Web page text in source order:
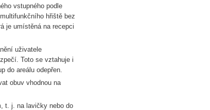
vstupného podle
hřiště bez
je umístěná na recepci
uživatele
Toto se vztahuje i
do areálu odepřen.
obuv vhodnou na
t. j. na lavičky nebo do